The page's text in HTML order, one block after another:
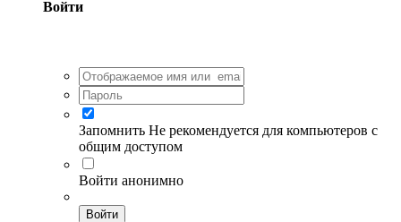
Войти
Запомнить Не рекомендуется для компьютеров с
общим доступом
Войти анонимно
Войти